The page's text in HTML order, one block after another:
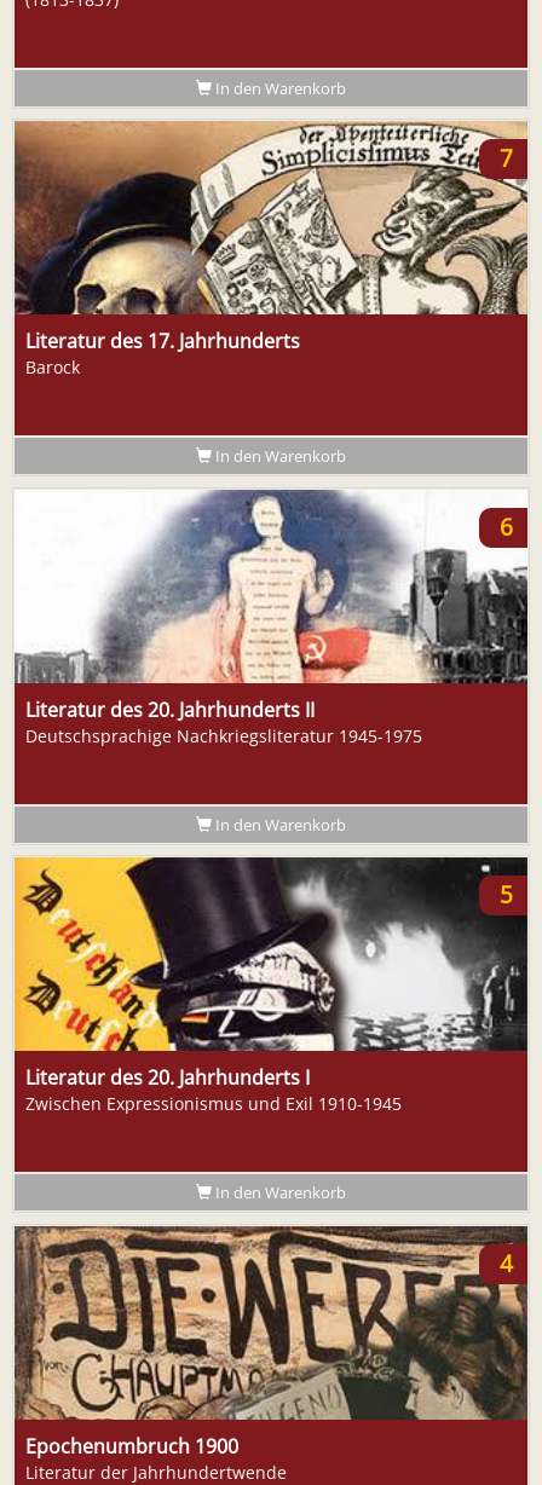
In den Warenkorb
7
Literatur des 17. Jahrhunderts
Barock
In den Warenkorb
6
Literatur des 20. Jahrhunderts II
Deutschsprachige Nachkriegsliteratur 1945-1975
In den Warenkorb
5
Literatur des 20. Jahrhunderts I
Zwischen Expressionismus und Exil 1910-1945
In den Warenkorb
4
Epochenumbruch 1900
Literatur der Jahrhundertwende